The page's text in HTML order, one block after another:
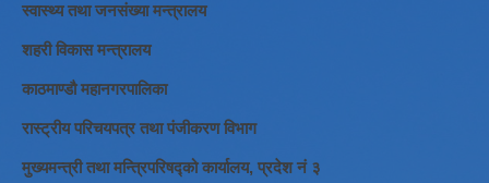
स्वास्थ्य तथा जनसंख्या मन्त्रालय
शहरी विकास मन्त्रालय
काठमाण्डौ महानगरपालिका
रास्ट्रीय परिचयपत्र तथा पंजीकरण विभाग
मुख्यमन्त्री तथा मन्त्रिपरिषद्को कार्यालय, प्रदेश नं ३